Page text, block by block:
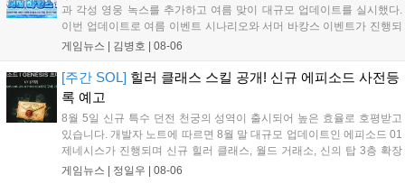
과 각성 영웅 녹스를 추가하고 여름 맞이 대규모 업데이트를 실시했다.
이번 업데이트로 여름 이벤트 시나리오와 서머 바캉스 이벤트가 진행되
며, 7일간 출석 시 수영복 세인 코스튬과 전설 장신구 상자 등 풍성한 보
이벤트도 열리며, 강화 횟수에 따른 보상과 상위 100명에게는 특별 랭킹
보상이 주어진다. 넷마블은 이번 이벤트를 통해 이용자들에게 다채로운
즐길 거리를 제공할 예정이다....
게임뉴스 | 김병호 08-06
[주간 SOL] 힐러 클래스 스킬 공개! 신규 에피소드 사전등
록 예고
8월 5일 신규 특수 던전 천궁의 성역이 출시되어 높은 효율로 호평받고
있습니다. 개발자 노트에 따르면 8월 말 대규모 업데이트인 에피소드 01
제네시스가 진행되며 신규 힐러 클래스, 월드 거래소, 신의 탑 3층 확장
등이 예고되었습니다. 또한 8일에는 신권 선출이 예정되어 있어 게임 내
게임뉴스 | 정일우 08-06